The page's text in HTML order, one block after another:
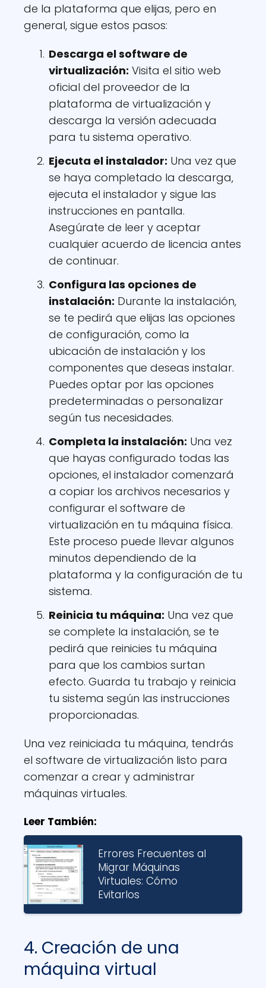
de la plataforma que elijas, pero en
general, sigue estos pasos:
Descarga el software de
virtualización: Visita el sitio web
oficial del proveedor de la
plataforma de virtualización y
descarga la versión adecuada
para tu sistema operativo.
Ejecuta el instalador: Una vez que
se haya completado la descarga,
ejecuta el instalador y sigue las
instrucciones en pantalla.
Asegúrate de leer y aceptar
cualquier acuerdo de licencia antes
de continuar.
Configura las opciones de
instalación: Durante la instalación,
se te pedirá que elijas las opciones
de configuración, como la
ubicación de instalación y los
componentes que deseas instalar.
Puedes optar por las opciones
predeterminadas o personalizar
según tus necesidades.
Completa la instalación: Una vez
que hayas configurado todas las
opciones, el instalador comenzará
a copiar los archivos necesarios y
configurar el software de
virtualización en tu máquina física.
Este proceso puede llevar algunos
minutos dependiendo de la
plataforma y la configuración de tu
sistema.
Reinicia tu máquina: Una vez que
se complete la instalación, se te
pedirá que reinicies tu máquina
para que los cambios surtan
efecto. Guarda tu trabajo y reinicia
tu sistema según las instrucciones
proporcionadas.
Una vez reiniciada tu máquina, tendrás
el software de virtualización listo para
comenzar a crear y administrar
máquinas virtuales.
Leer También:
Errores Frecuentes al
Migrar Máquinas
Virtuales: Cómo
Evitarlos
4. Creación de una
máquina virtual